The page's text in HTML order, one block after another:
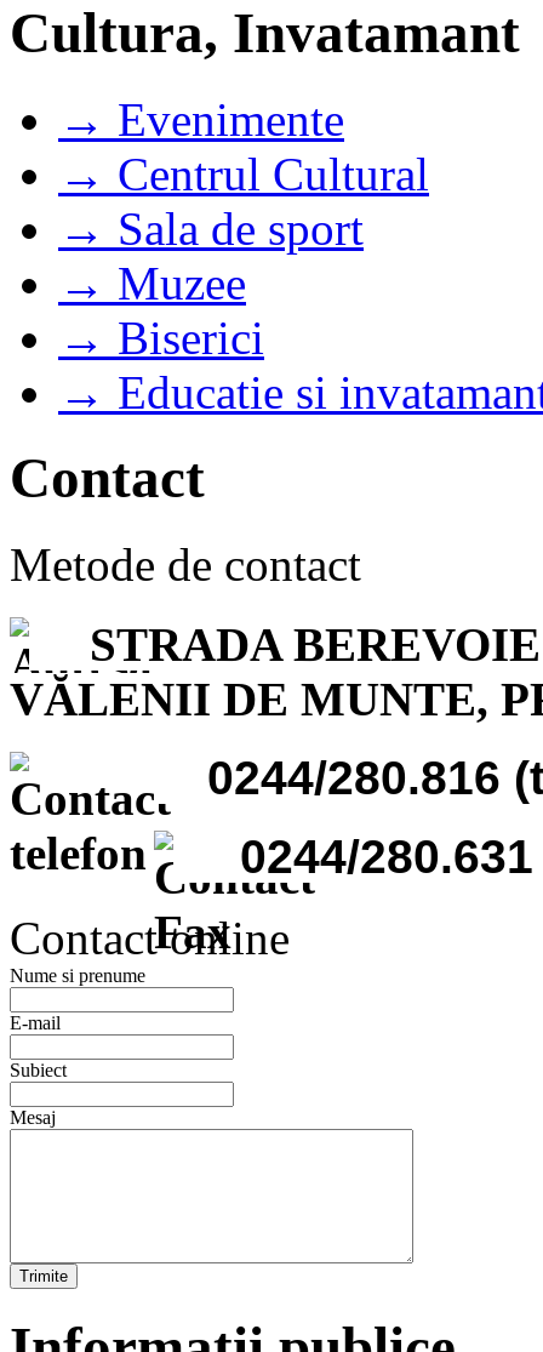
Cultura, Invatamant
→ Evenimente
→ Centrul Cultural
→ Sala de sport
→ Muzee
→ Biserici
→ Educatie si
Contact
Metode de contact
STRADA
VĂLENII DE MUNTE,
0244/280.816
0244/280.631
Contact online
Nume si prenume
E-mail
Subiect
Mesaj
Trimite